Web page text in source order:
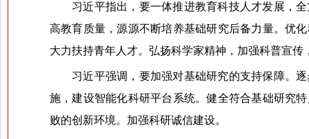
习近平指出，要一体推进教育科技人才发展，
高教育质量，源源不断培养基础研究后备力量。优
大力扶持青年人才。弘扬科学家精神，加强科普宣
习近平强调，要加强对基础研究的支持保障。
施，建设智能化科研平台系统。健全符合基础研究
败的创新环境。加强科研诚信建设。